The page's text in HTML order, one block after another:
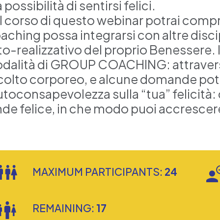
possibilità di sentirsi felici.
corso di questo webinar potrai
possa integrarsi con altre
realizzativo del proprio Benessere.
di GROUP COACHING:
corporeo, e alcune domande
sulla “tua”
felice, in che modo puoi
MAXIMUM PARTICIPANTS: 24
REMAINING: 17